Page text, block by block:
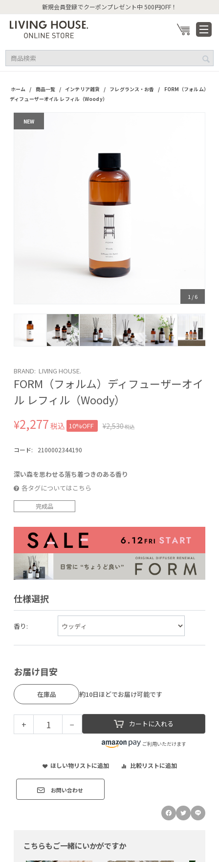
新規会員登録でクーポンプレゼント中 500円OFF！
ホーム / 商品一覧 / インテリア雑貨 / フレグランス・お香 /
FORM（フォルム）
ディフューザーオイル レフィル（Woody）
NEW
1 /6
BRAND: LIVING HOUSE.
FORM（フォルム）ディフューザーオイ
ル レフィル（Woody）
¥2,277税込 10%OFF ¥2,530税込
コード: 2100002344190
深い森を思わせる落ち着つきのある香り
各タグについてはこちら
完成品
仕様選択
香り:
お届け目安
在庫品 約10日ほどでお届け可能です
+ − カートに入れる
ご利用いただけます
ほしい物リストに追加 比較リストに追加
お問い合わせ
こちらもご一緒にいかがですか